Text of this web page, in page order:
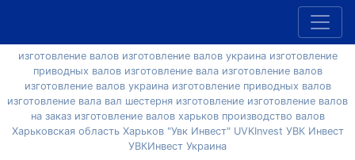
изготовление валов изготовление валов украина изготовление
приводных валов изготовление вала изготовление валов
изготовление валов украина изготовление приводных валов
изготовление вала вал шестерня изготовление изготовление валов
на заказ изготовление валов харьков производство валов
Харьковская область Харьков "Увк Инвест" UVKInvest УВК Инвест
УВКИнвест Украина